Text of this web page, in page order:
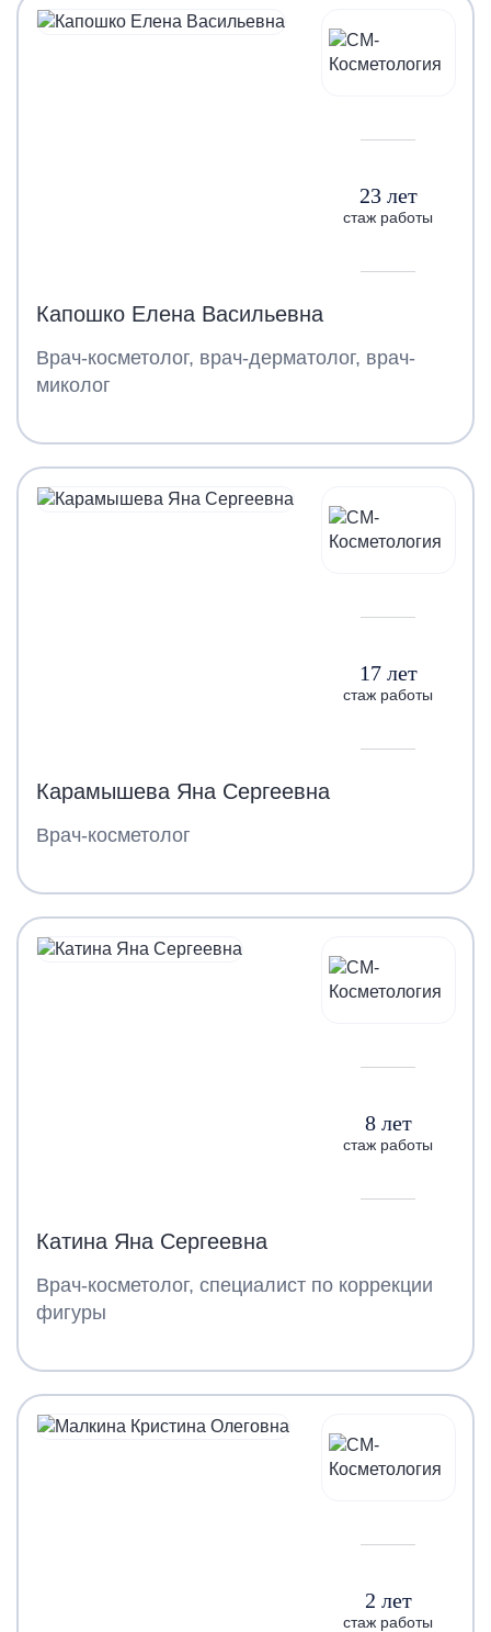
23 лет
стаж работы
Капошко Елена Васильевна
Врач-косметолог, врач-дерматолог, врач-
миколог
17 лет
стаж работы
Карамышева Яна Сергеевна
Врач-косметолог
8 лет
стаж работы
Катина Яна Сергеевна
Врач-косметолог, специалист по коррекции
фигуры
2 лет
стаж работы